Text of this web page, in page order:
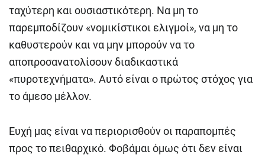
ταχύτερη και ουσιαστικότερη. Να μη το
παρεμποδίζουν «νομικίστικοι ελιγμοί», να μη το
καθυστερούν και να μην μπορούν να το
αποπροσανατολίσουν διαδικαστικά
«πυροτεχνήματα». Αυτό είναι ο πρώτος στόχος για
το άμεσο μέλλον.
Ευχή μας είναι να περιορισθούν οι παραπομπές
προς το πειθαρχικό. Φοβάμαι όμως ότι δεν είναι